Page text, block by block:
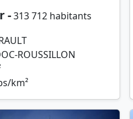
-313 712 habitants
ROUSSILLON
km²